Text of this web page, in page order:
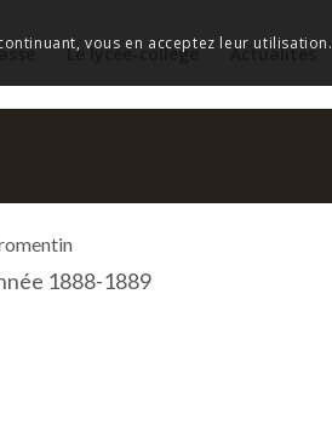
Le lycée-collège Actualités
1888-1889
vous en acceptez leur utilisation.